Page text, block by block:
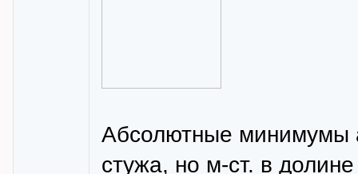
Абсолютные минимумы
стужа, но м-ст. в